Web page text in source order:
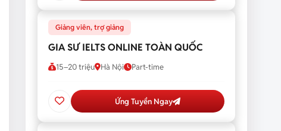
Giảng viên, trợ giảng
GIA SƯ IELTS ONLINE TOÀN QUỐC
15–20 triệu Hà Nội Part-time
Ứng Tuyển Ngay